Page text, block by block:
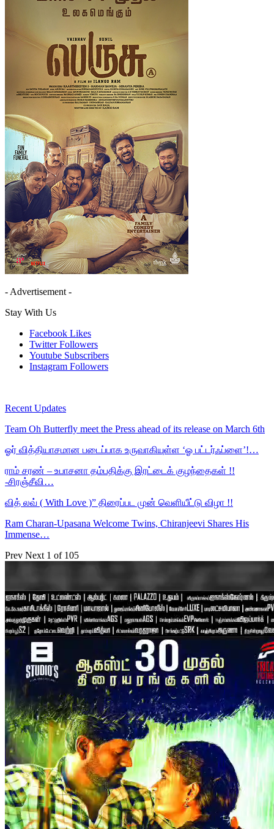
- Advertisement -
Stay With Us
Facebook Likes
Twitter Followers
Youtube Subscribers
Instagram Followers
Recent Updates
Team Oh Butterfly meet the Press ahead of its release on March 6th
ஓர் வித்தியாசமான படைப்பாக உருவாகியுள்ள ‘ஓ பட்டர்ஃப்ளை’!…
ராம் சரண் – உபாசனா தம்பதிக்கு இரட்டைக் குழந்தைகள் !!
-சிரஞ்சீவி…
வித் லவ் ( With Love )” திரைப்பட முன் வெளியீட்டு விழா !!
Ram Charan-Upasana Welcome Twins, Chiranjeevi Shares His
Immense…
Prev Next 1 of 105